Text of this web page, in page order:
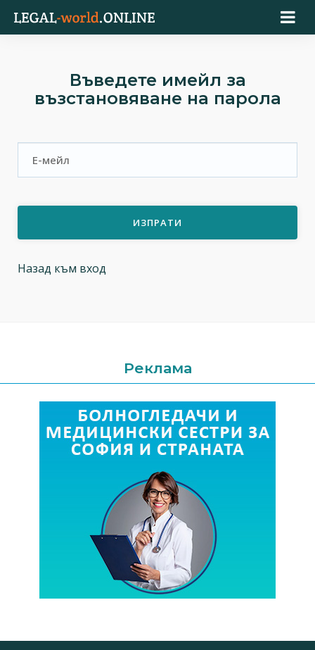
Въведете имейл за
възстановяване на парола
ИЗПРАТИ
Назад към вход
Реклама